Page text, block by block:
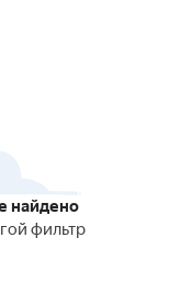
найдено
фильтр